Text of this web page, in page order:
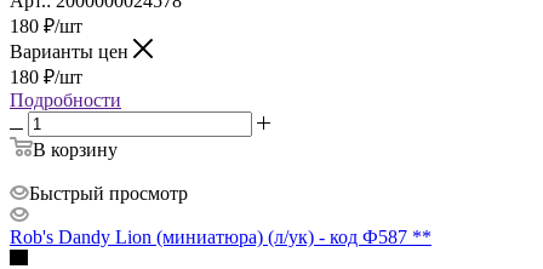
180 ₽/шт
Варианты цен
180 ₽/шт
Подробности
В корзину
Быстрый просмотр
Rob's Dandy Lion (миниатюра) (л/ук) - код Ф587 **